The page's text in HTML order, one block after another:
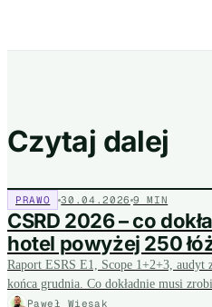
Czytaj dalej
PRAWO 30.04.2026 9 MIN
CSRD 2026 – co
hotel powyżej 250
Raport ESRS E1, Scope 1+2+3,
końca grudnia. Co dokładnie musi
zacząć i ile to potrwa.
Paweł Więsak